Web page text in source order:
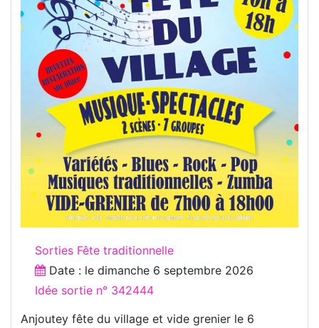
Sorties Fête traditionnelle
Date : le dimanche 6 septembre 2026
Idée sortie n° 342444
Anjoutey fête du village et vide grenier le 6